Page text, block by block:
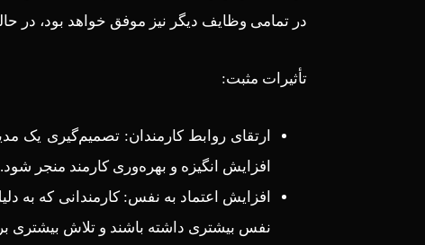
در تمامی وظایف دیگر نیز موفق خواهد بود،
تأثیرات مثبت:
ارتقای روابط کارمندان: تصمیم‌گیری یک
افزایش انگیزه و بهره‌وری کارمند منجر شود.
افزایش اعتماد به نفس: کارمندانی که به
نفس بیشتری داشته باشند و تلاش بیشتری